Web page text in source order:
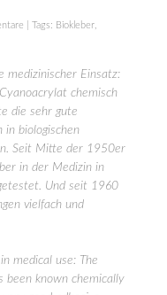
| Tags: Biokleber
medizinischer Einsatz:
chemisch
die sehr gute
in biologischen
Seit Mitte der 1950er
in der Medizin in
Und seit 1960
vielfach und
medical use: The
been known chemically